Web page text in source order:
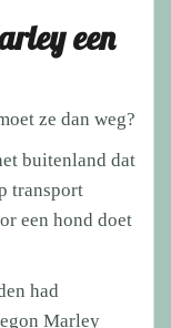
een
ze dan weg?
buitenland dat
transport
een hond doet
had
Marley